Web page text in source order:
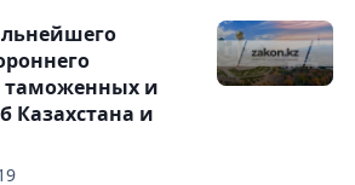
таможенных и
Казахстана и